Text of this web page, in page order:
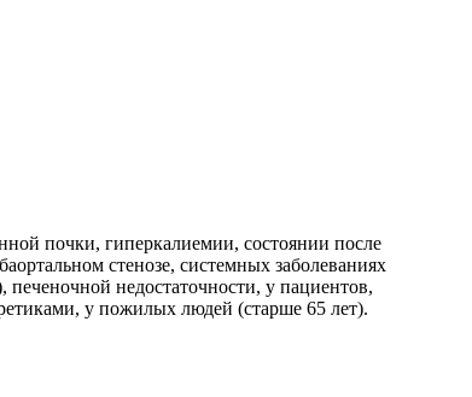
почки, гиперкалиемии, состоянии после
стенозе, системных заболеваниях
недостаточности, у пациентов,
у пожилых людей (старше 65 лет).